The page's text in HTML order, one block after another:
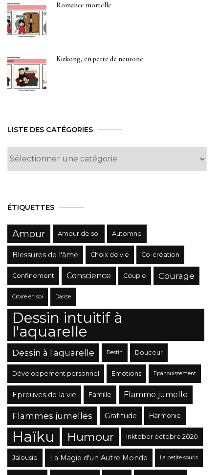
Romance mortelle
Kizkong, en perte de neurone
LISTE DES CATÉGORIES
Liste
ÉTIQUETTES
Amour Amour de soi Automne
Blessures de l'âme Choix de vie Co-création
Confinement Conscience Couple Courage
Croire en soi Danse
Dessin intuitif à
l'aquarelle
Dessin à l'aquarelle Destin Douceur
Développement personnel Emotions Epanouissement
Epreuves de la vie Famille Flamme jumelle
Flammes jumelles Gratitude Harmonie
Haïku Humour Inktober octobre 2020
Jalousie La Magie d'un Autre Monde La petite souris